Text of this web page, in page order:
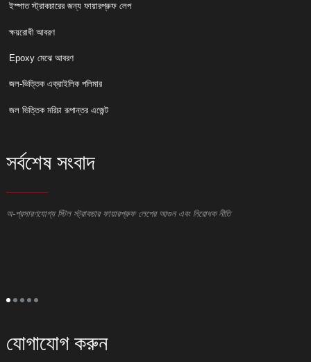
ইস্পাত স্ট্রাকচারের জন্য ফায়ারপ্রুফ লেপ
ক্ষয়রোধী আবরণ
Epoxy মেঝে আবরণ
জল-ভিত্তিক এক্রাইলিক পলিমার
জল ভিত্তিক মরিচা রূপান্তর এজেন্ট
সর্বশেষ সংবাদ
অ-প্রসারণযোগ্য স্টিল স্ট্রাকচার ফায়ারপ্রুফ লেপের আগুন এবং নিরোধক নীতি
যোগাযোগ করুন